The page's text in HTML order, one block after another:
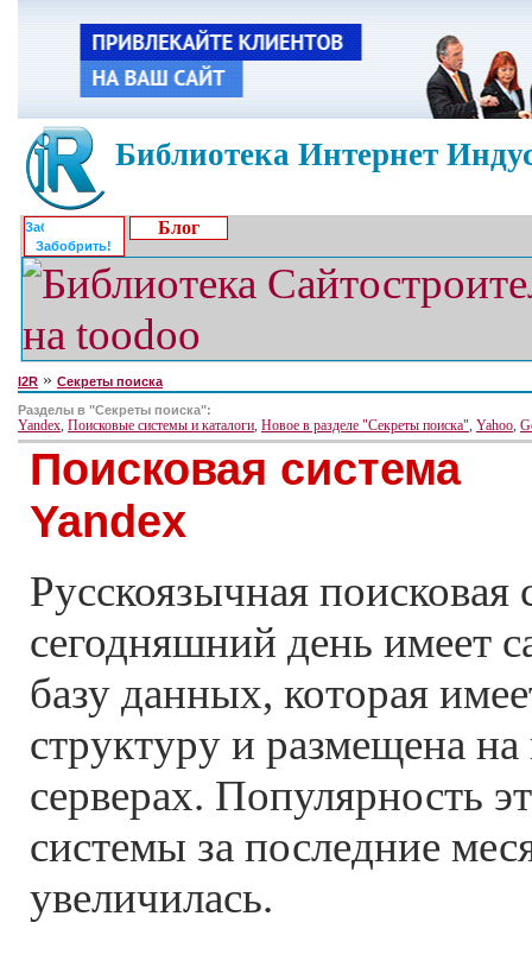
Библиотека Интернет
Забобрить!
Блог
I2R » Секреты поиска
Разделы в "Секреты поиска":
Yandex, Поисковые системы и каталоги, Новое в разделе "Секреты поиска", Yahoo,
Поисковая система
Yandex
Русскоязычная поисковая
сегодняшний день имеет
базу данных, которая
структуру и размещена на
серверах. Популярность
системы за последние
увеличилась.